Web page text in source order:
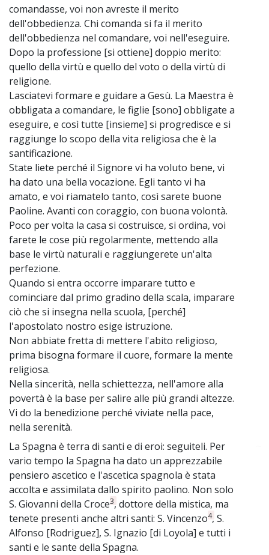
comandasse, voi non avreste il merito
dell'obbedienza. Chi comanda si fa il merito
dell'obbedienza nel comandare, voi nell'eseguire.
Dopo la professione [si ottiene] doppio merito:
quello della virtù e quello del voto o della virtù di
religione.
Lasciatevi formare e guidare a Gesù. La Maestra è
obbligata a comandare, le figlie [sono] obbligate a
eseguire, e così tutte [insieme] si progredisce e si
raggiunge lo scopo della vita religiosa che è la
santificazione.
State liete perché il Signore vi ha voluto bene, vi
ha dato una bella vocazione. Egli tanto vi ha
amato, e voi riamatelo tanto, così sarete buone
Paoline. Avanti con coraggio, con buona volontà.
Poco per volta la casa si costruisce, si ordina, voi
farete le cose più regolarmente, mettendo alla
base le virtù naturali e raggiungerete un'alta
perfezione.
Quando si entra occorre imparare tutto e
cominciare dal primo gradino della scala, imparare
ciò che si insegna nella scuola, [perché]
l'apostolato nostro esige istruzione.
Non abbiate fretta di mettere l'abito religioso,
prima bisogna formare il cuore, formare la mente
religiosa.
Nella sincerità, nella schiettezza, nell'amore alla
povertà è la base per salire alle più grandi altezze.
Vi do la benedizione perché viviate nella pace,
nella serenità.
La Spagna è terra di santi e di eroi: seguiteli. Per
vario tempo la Spagna ha dato un apprezzabile
pensiero ascetico e l'ascetica spagnola è stata
accolta e assimilata dallo spirito paolino. Non solo
S. Giovanni della Croce3, dottore della mistica, ma
tenete presenti anche altri santi: S. Vincenzo4, S.
Alfonso [Rodriguez], S. Ignazio [di Loyola] e tutti i
santi e le sante della Spagna.